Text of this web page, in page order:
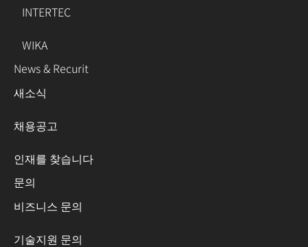
INTERTEC
WIKA
News & Recurit
새소식
채용공고
인재를 찾습니다
문의
비즈니스 문의
기술지원 문의